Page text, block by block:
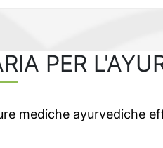
PER
mediche ayurvediche